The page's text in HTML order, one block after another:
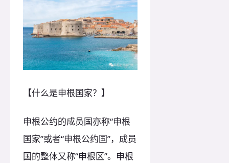
【什么是申根国家？】
申根公约的成员国亦称“申根
国家”或者“申根公约国”，成员
国的整体又称“申根区”。申根